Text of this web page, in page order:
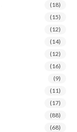
(18)
(15)
(12)
(14)
(12)
(16)
(9)
(11)
(17)
(88)
(68)